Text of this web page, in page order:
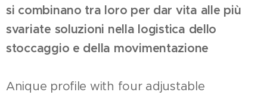
si combinano tra loro per dar vita alle più
svariate soluzioni nella logistica dello
stoccaggio e della movimentazione
Anique profile with four adjustable